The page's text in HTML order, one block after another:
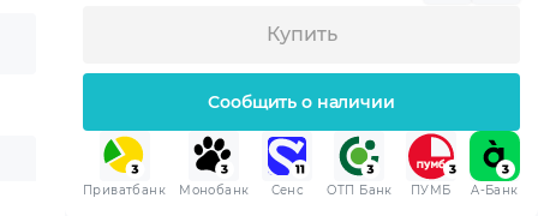
Купить
Сообщить о наличии
Приватбанк Монобанк Сенс ОТП Банк ПУМБ A-Банк